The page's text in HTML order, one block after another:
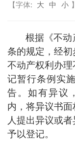
【字体:
大 中 小 】
根据《不动
条的规定，经初
不动产权利办
记暂行条例实
告。如有异议
内，将异议书
人提出异议或
予以登记。